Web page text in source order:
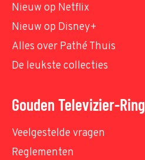
Nieuw op Netflix
Nieuw op Disney+
Alles over Pathé Thuis
De leukste collecties
Gouden Televizier-Ring
Veelgestelde vragen
Reglementen